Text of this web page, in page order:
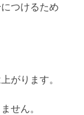
つけるため
がります。
せん。